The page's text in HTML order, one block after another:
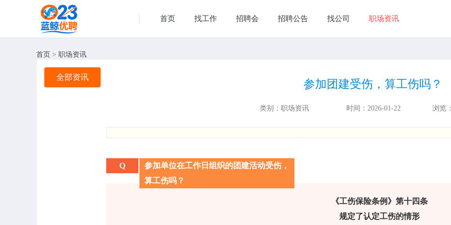
首页 找工作 招聘会 招聘公告 找公司 职场资讯
首页 > 职场资讯
全部资讯
参加团建受伤，算工伤吗？
类别：职场资讯 时间： 2026-01-22 浏览：
Q
参加单位在工作日组织的团建活动受伤，
算工伤吗？
《工伤保险条例》第十四条
规定了认定工伤的情形